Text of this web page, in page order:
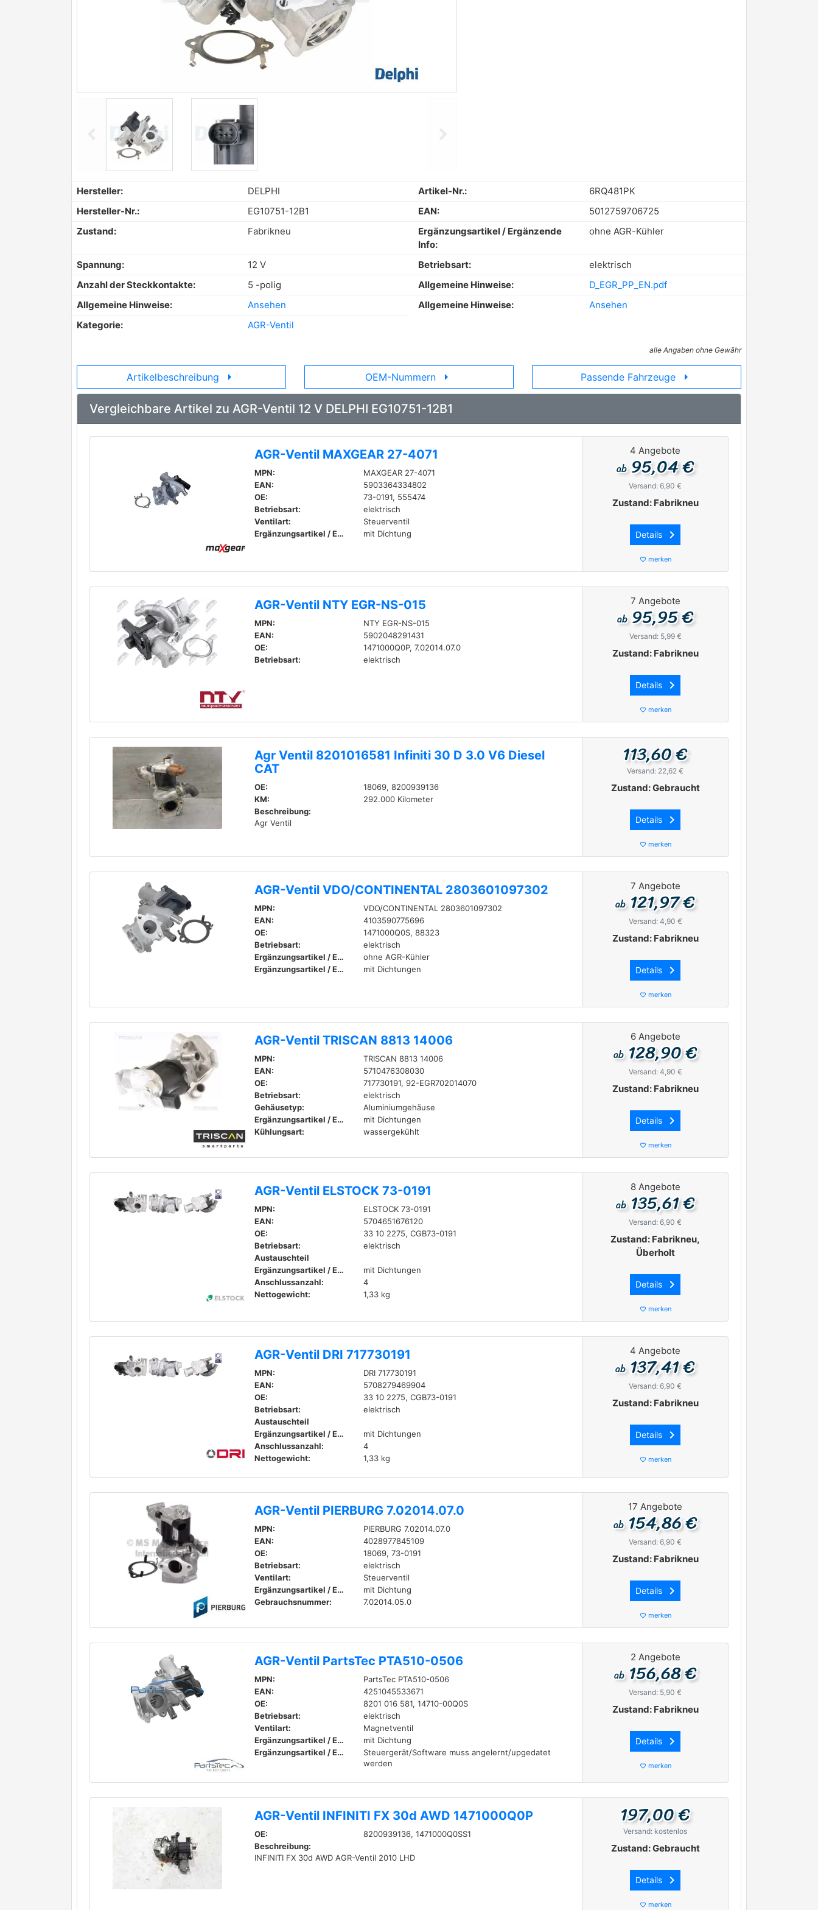
Previous
Hersteller: DELPHI Artikel-Nr.:
6RQ481PK
Hersteller-Nr.:
EG10751-12B1 EAN:
5012759706725
Zustand:
Fabrikneu
Ergänzungsartikel / Ergänzende
Info:
ohne AGR-Kühler
Spannung: 12 V Betriebsart:
elektrisch
Anzahl der Steckkontakte:
5 -polig Allgemeine Hinweise:
D_EGR_PP_EN.pdf
Allgemeine Hinweise:
Ansehen Allgemeine Hinweise:
Ansehen
Kategorie:
AGR-Ventil
alle Angaben ohne Gewähr
Artikelbeschreibung arrow_right OEM-Nummern arrow_right Passende Fahrzeuge arrow_right
Vergleichbare Artikel zu AGR-Ventil 12 V DELPHI EG10751-12B1
AGR-Ventil MAXGEAR 27-4071
MPN:
MAXGEAR 27-4071
EAN:
5903364334802
OE:
73-0191, 555474
Betriebsart:
elektrisch
Ventilart:
Steuerventil
Ergänzungsartikel / Ergänzende Info:
mit Dichtung
4 Angebote
ab95,04 €
Versand: 6,90 €
Zustand: Fabrikneu
Details keyboard_arrow_right
favorite_border merken
AGR-Ventil NTY EGR-NS-015
MPN:
NTY EGR-NS-015
EAN:
5902048291431
OE:
1471000Q0P, 7.02014.07.0
Betriebsart:
elektrisch
7 Angebote
ab95,95 €
Versand: 5,99 €
Zustand: Fabrikneu
Details keyboard_arrow_right
favorite_border merken
Agr Ventil 8201016581 Infiniti 30 D 3.0 V6 Diesel
CAT
OE:
18069, 8200939136
KM:
292.000 Kilometer
Beschreibung:
Agr Ventil
113,60 €
Versand: 22,62 €
Zustand: Gebraucht
Details keyboard_arrow_right
favorite_border merken
AGR-Ventil VDO/CONTINENTAL 2803601097302
MPN:
VDO/CONTINENTAL 2803601097302
EAN:
4103590775696
OE:
1471000Q0S, 88323
Betriebsart:
elektrisch
Ergänzungsartikel / Ergänzende Info:
ohne AGR-Kühler
Ergänzungsartikel / Ergänzende Info:
mit Dichtungen
7 Angebote
ab121,97 €
Versand: 4,90 €
Zustand: Fabrikneu
Details keyboard_arrow_right
favorite_border merken
AGR-Ventil TRISCAN 8813 14006
MPN:
TRISCAN 8813 14006
EAN:
5710476308030
OE:
717730191, 92-EGR702014070
Betriebsart:
elektrisch
Gehäusetyp:
Aluminiumgehäuse
Ergänzungsartikel / Ergänzende Info:
mit Dichtungen
Kühlungsart:
wassergekühlt
6 Angebote
ab128,90 €
Versand: 4,90 €
Zustand: Fabrikneu
Details keyboard_arrow_right
favorite_border merken
AGR-Ventil ELSTOCK 73-0191
MPN:
ELSTOCK 73-0191
EAN:
5704651676120
OE:
33 10 2275, CGB73-0191
Betriebsart:
elektrisch
Austauschteil
Ergänzungsartikel / Ergänzende Info:
mit Dichtungen
Anschlussanzahl:
4
Nettogewicht:
1,33 kg
8 Angebote
ab135,61 €
Versand: 6,90 €
Zustand: Fabrikneu,
Überholt
Details keyboard_arrow_right
favorite_border merken
AGR-Ventil DRI 717730191
MPN:
DRI 717730191
EAN:
5708279469904
OE:
33 10 2275, CGB73-0191
Betriebsart:
elektrisch
Austauschteil
Ergänzungsartikel / Ergänzende Info:
mit Dichtungen
Anschlussanzahl:
4
Nettogewicht:
1,33 kg
4 Angebote
ab137,41 €
Versand: 6,90 €
Zustand: Fabrikneu
Details keyboard_arrow_right
favorite_border merken
AGR-Ventil PIERBURG 7.02014.07.0
MPN:
PIERBURG 7.02014.07.0
EAN:
4028977845109
OE:
18069, 73-0191
Betriebsart:
elektrisch
Ventilart:
Steuerventil
Ergänzungsartikel / Ergänzende Info:
mit Dichtung
Gebrauchsnummer:
7.02014.05.0
17 Angebote
ab154,86 €
Versand: 6,90 €
Zustand: Fabrikneu
Details keyboard_arrow_right
favorite_border merken
AGR-Ventil PartsTec PTA510-0506
MPN:
PartsTec PTA510-0506
EAN:
4251045533671
OE:
8201 016 581, 14710-00Q0S
Betriebsart:
elektrisch
Ventilart:
Magnetventil
Ergänzungsartikel / Ergänzende Info:
mit Dichtung
Ergänzungsartikel / Ergänzende Info 2:
Steuergerät/Software muss angelernt/upgedatet
werden
2 Angebote
ab156,68 €
Versand: 5,90 €
Zustand: Fabrikneu
Details keyboard_arrow_right
favorite_border merken
AGR-Ventil INFINITI FX 30d AWD 1471000Q0P
OE:
8200939136, 1471000Q0SS1
Beschreibung:
INFINITI FX 30d AWD AGR-Ventil 2010 LHD
197,00 €
Versand: kostenlos
Zustand: Gebraucht
Details keyboard_arrow_right
favorite_border merken